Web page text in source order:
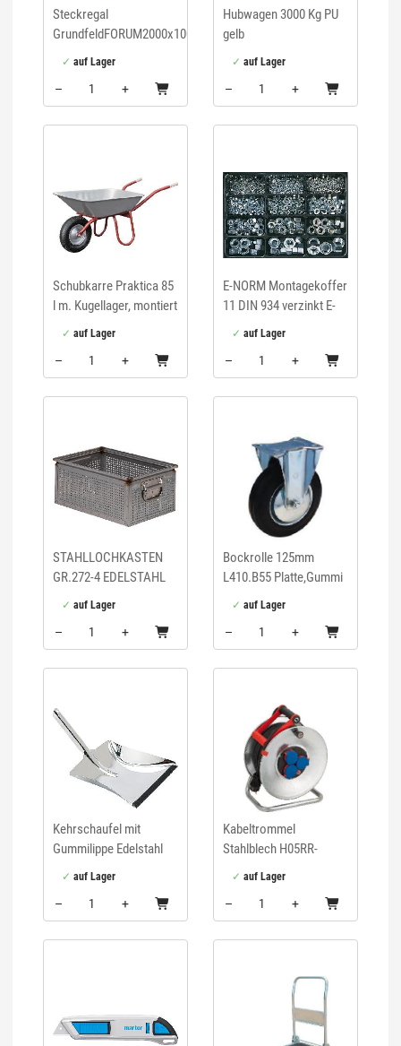
Steckregal
GrundfeldFORUM2000x1000x400mm
RAL5010
auf Lager
–
+
Menge: 1
Hubwagen 3000 Kg PU
gelb
auf Lager
–
+
Menge: 1
Schubkarre Praktica 85
l m. Kugellager, montiert
auf Lager
–
+
Menge: 1
E-NORM Montagekoffer
11 DIN 934 verzinkt E-
NORMpro
auf Lager
–
+
Menge: 1
STAHLLOCHKASTEN
GR.272-4 EDELSTAHL
MM B=450 T=300 H=200
auf Lager
–
+
Menge: 1
Bockrolle 125mm
L410.B55 Platte,Gummi
schw.,RL L410.B55.126
BS ROLLEN
auf Lager
–
+
Menge: 1
Kehrschaufel mit
Gummilippe Edelstahl
auf Lager
–
+
Menge: 1
Kabeltrommel
Stahlblech H05RR-
F3G1,5 50m Garant S
Brennenstuhl
auf Lager
–
+
Menge: 1